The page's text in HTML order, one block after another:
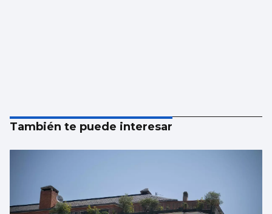
También te puede interesar